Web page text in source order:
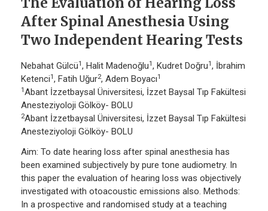
After Spinal Anesthesia Using
Two Independent Hearing Tests
Nebahat Gülcü1, Halit Madenoğlu1, Kudret Doğru1, İbrahim
Ketenci1, Fatih Uğur2, Adem Boyacı1
1Abant İzzetbaysal Üniversitesi, İzzet Baysal Tıp Fakültesi
Anesteziyoloji Gölköy- BOLU
2Abant İzzetbaysal Üniversitesi, İzzet Baysal Tıp Fakültesi
Anesteziyoloji Gölköy- BOLU
Aim: To date hearing loss after spinal anesthesia has
been examined subjectively by pure tone audiometry. In
this paper the evaluation of hearing loss was objectively
investigated with otoacoustic emissions also. Methods:
In a prospective and randomised study at a teaching